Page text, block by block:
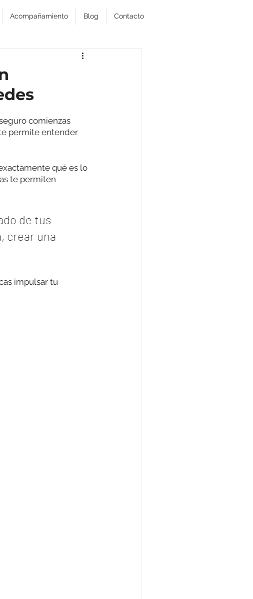
Acompañamiento Blog Contacto
comienzas
permite entender
qué es lo
te permiten
de tus
crear una
impulsar tu